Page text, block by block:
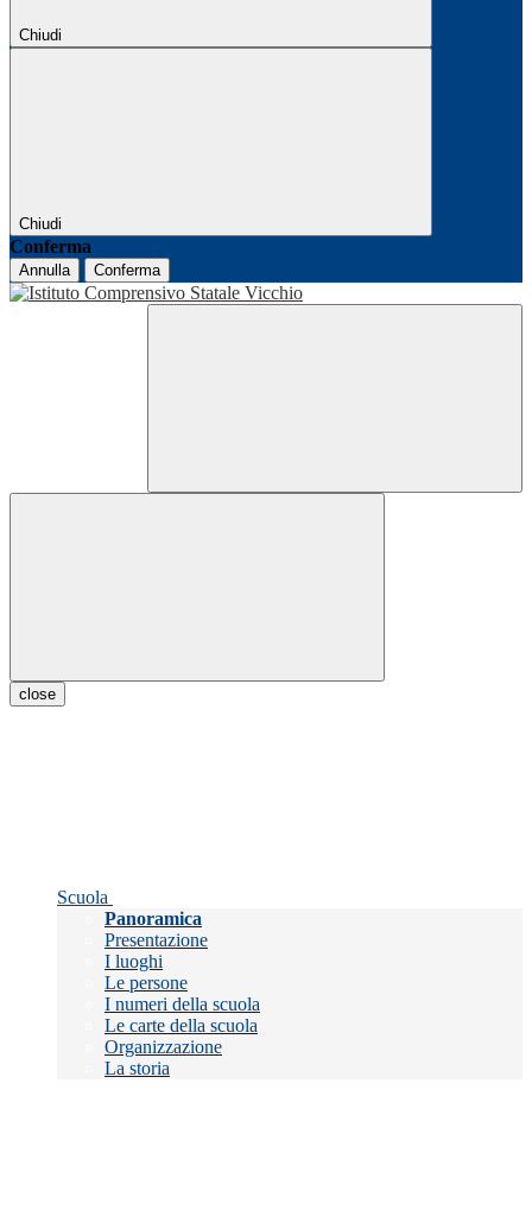
Chiudi
Chiudi
Conferma
Annulla Conferma
close
Scuola
Panoramica
Presentazione
I luoghi
Le persone
I numeri della scuola
Le carte della scuola
Organizzazione
La storia